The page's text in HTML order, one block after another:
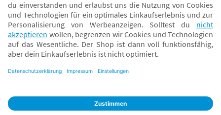
* Alle Preise inkl. MwSt. und ggf. zzgl.Versandkosten. Der dargestellte Preis gilt -
abhängig von der von dir gewählten Option - im BabyOne-Onlineshop oder bei
Abholung in dem von dir gewählten BabyOne-Franchise-Betrieb. Der für den
Onlineshop geltende Preis stellt bei einem Verkauf durch unsere Franchise-
Nehmer eine unverbindliche Preisempfehlung dar. Der Verkaufspreis der
Franchise-Nehmer im Rahmen der Option „Reservieren und Abholen“ kann
Versandzeiten gelten nur bei Bezahlung mit einer der folgenden Zahlarten: